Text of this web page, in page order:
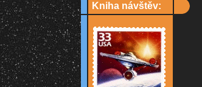
Kniha návštěv: